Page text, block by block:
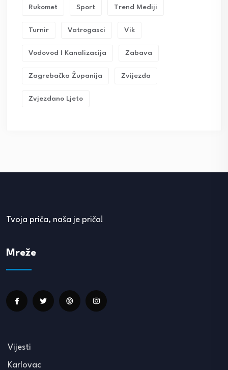
Rukomet Sport Trend Mediji
Turnir Vatrogasci Vik
Vodovod I Kanalizacija Zabava
Zagrebačka Županija Zvijezda
Zvjezdano Ljeto
Tvoja priča, naša je priča!
Mreže
Vijesti
Karlovac